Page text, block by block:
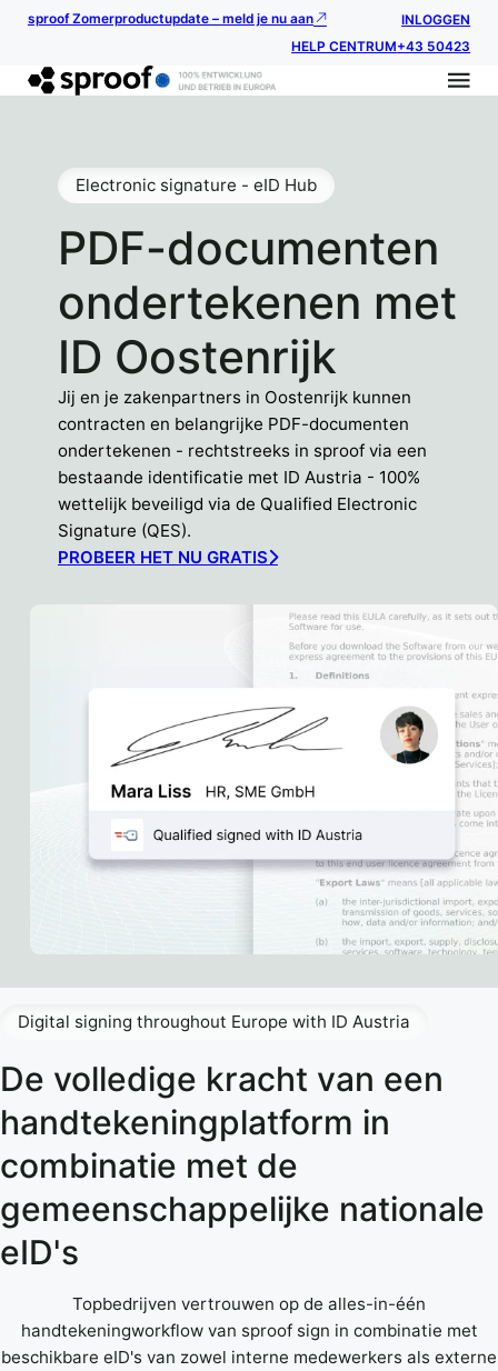
sproof Zomerproductupdate – meld je nu aan
INLOGGEN
HELP CENTRUM+43 50423
PDF-documenten
ondertekenen met
ID Oostenrijk
Electronic signature - eID Hub
Jij en je zakenpartners in Oostenrijk kunnen
contracten en belangrijke PDF-documenten
ondertekenen - rechtstreeks in sproof via een
bestaande identificatie met ID Austria - 100%
wettelijk beveiligd via de Qualified Electronic
Signature (QES).
PROBEER HET NU GRATIS
De volledige kracht van een
handtekeningplatform in
combinatie met de
gemeenschappelijke nationale
eID's
Topbedrijven vertrouwen op de alles-in-één
handtekeningworkflow van sproof sign in combinatie met
beschikbare eID's van zowel interne medewerkers als externe
Digital signing throughout Europe with ID Austria